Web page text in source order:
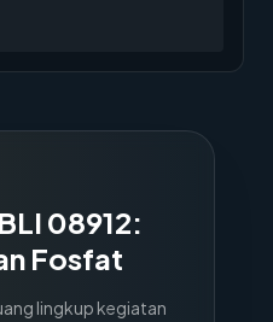
08912:
Fosfat
lingkup kegiatan